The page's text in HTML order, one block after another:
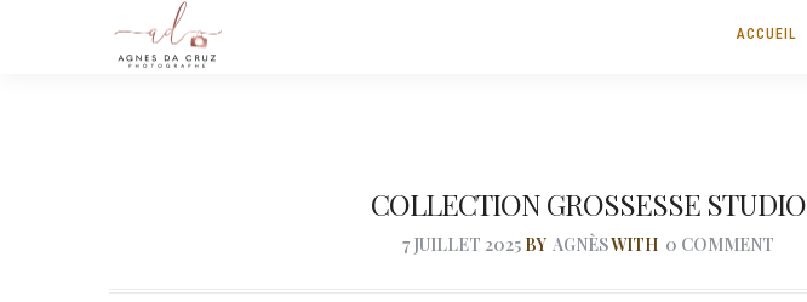
ACCUEIL
COLLECTION GROSSESSE STUDIO
7 JUILLET 2025 BYAGNÈSWITH 0 COMMENT